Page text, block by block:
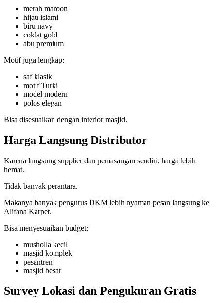
merah maroon
hijau islami
biru navy
coklat gold
abu premium
Motif juga lengkap:
saf klasik
motif Turki
model modern
polos elegan
Bisa disesuaikan dengan interior masjid.
Harga Langsung Distributor
Karena langsung supplier dan pemasangan sendiri, harga lebih
hemat.
Tidak banyak perantara.
Makanya banyak pengurus DKM lebih nyaman pesan langsung ke
Alifana Karpet.
Bisa menyesuaikan budget:
musholla kecil
masjid komplek
pesantren
masjid besar
Survey Lokasi dan Pengukuran Gratis